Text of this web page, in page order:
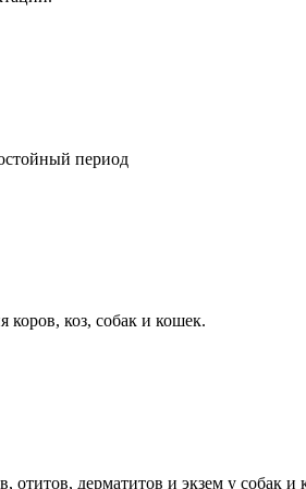
период
коров, коз, собак и кошек.
отитов, дерматитов и экзем у собак и